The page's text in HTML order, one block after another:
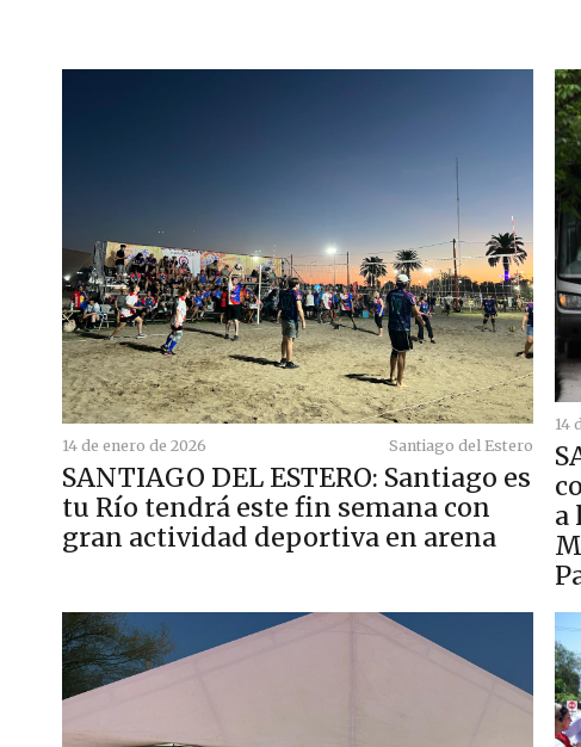
14 de enero de 2026 Santiago del Estero
SANTIAGO DEL ESTERO: Santiago es
tu Río tendrá este fin semana con
gran actividad deportiva en arena
14
a